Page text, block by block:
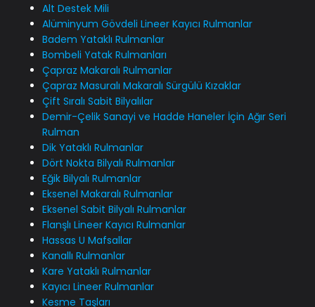
Alt Destek Mili
Alüminyum Gövdeli Lineer Kayıcı Rulmanlar
Badem Yataklı Rulmanlar
Bombeli Yatak Rulmanları
Çapraz Makaralı Rulmanlar
Çapraz Masuralı Makaralı Sürgülü Kızaklar
Çift Sıralı Sabit Bilyalılar
Demir-Çelik Sanayi ve Hadde Haneler İçin Ağır Seri
Rulman
Dik Yataklı Rulmanlar
Dört Nokta Bilyalı Rulmanlar
Eğik Bilyalı Rulmanlar
Eksenel Makaralı Rulmanlar
Eksenel Sabit Bilyalı Rulmanlar
Flanşlı Lineer Kayıcı Rulmanlar
Hassas U Mafsallar
Kanallı Rulmanlar
Kare Yataklı Rulmanlar
Kayıcı Lineer Rulmanlar
Kesme Taşları